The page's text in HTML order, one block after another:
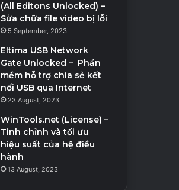
(All Editons Unlocked) –
Sửa chữa file video bị lỗi
5 September, 2023
Eltima USB Network
Gate Unlocked – Phần
mềm hỗ trợ chia sẻ kết
nối USB qua Internet
23 August, 2023
WinTools.net (License) –
Tinh chỉnh và tối ưu
hiệu suất của hệ điều
hành
13 August, 2023